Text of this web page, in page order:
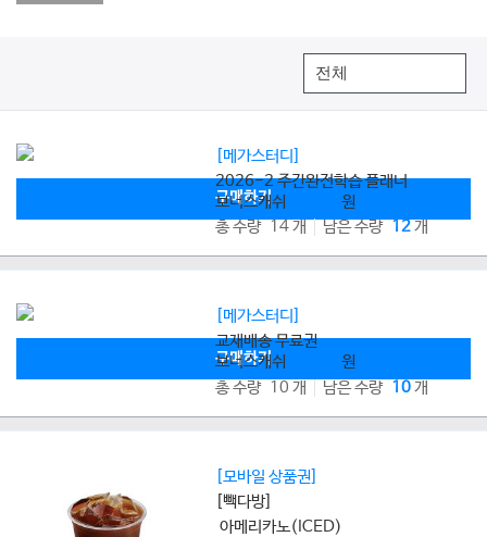
[메가스터디]
2026-2 주간완전학습 플래너
보너스캐쉬
원
총 수량 14 개
남은 수량 12개
구매하기
[메가스터디]
교재배송 무료권
보너스캐쉬
원
총 수량 10 개
남은 수량 10개
구매하기
[모바일 상품권]
[빽다방]
아메리카노(ICED)